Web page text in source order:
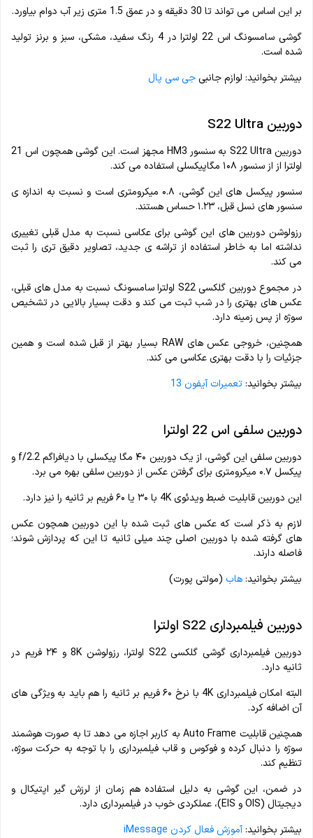
بر این اساس می تواند تا 30 دقیقه و در عمق 1.5 متری زیر آب دوام بیاورد.
گوشی سامسونگ اس 22 اولترا در 4 رنگ سفید، مشکی، سبز و برنز تولید
شده است.
بیشتر بخوانید: لوازم جانبی جی سی پال
دوربین S22 Ultra
دوربین S22 Ultra به سنسور HM3 مجهز است. این گوشی همچون اس 21
اولترا از از سنسور ۱۰۸ مگاپیکسلی استفاده می کند.
سنسور پیکسل های این گوشی، ۰.۸ میکرومتری است و نسبت به اندازه ی
سنسور های نسل قبل، ۱.۲۳ حساس هستند.
رزولوشن دوربین های این گوشی برای عکاسی نسبت به مدل قبلی تغییری
نداشته اما به خاطر استفاده از تراشه ی جدید، تصاویر دقیق تری را ثبت
می کند.
در مجموع دوربین گلکسی S22 اولترا سامسونگ نسبت به مدل های قبلی،
عکس های بهتری را در شب ثبت می کند و دقت بسیار بالایی در تشخیص
سوژه از پس زمینه دارد.
همچنین، خروجی عکس های RAW بسیار بهتر از قبل شده است و همین
جزئیات را با دقت بهتری عکاسی می کند.
بیشتر بخوانید:تعمیرات آیفون 13
دوربین سلفی اس 22 اولترا
دوربین سلفی این گوشی، از یک دوربین ۴۰ مگا پیکسلی با دیافراگم f/2.2 و
پیکسل ۰.۷ میکرومتری برای گرفتن عکس از دوربین سلفی بهره می برد.
این دوربین قابلیت ضبط ویدئوی 4K با ۳۰ یا ۶۰ فریم بر ثانیه را نیز دارد.
لازم به ذکر است که عکس های ثبت شده با این دوربین همچون عکس
های گرفته شده با دوربین اصلی چند میلی ثانیه تا این که پردازش شوند؛
فاصله دارند.
بیشتر بخوانید:هاب (مولتی پورت)
دوربین فیلمبرداری S22 اولترا
دوربین فیلمبرداری گوشی گلکسی S22 اولترا، رزولوشن 8K و ۲۴ فریم در
ثانیه دارد.
البته امکان فیلمبرداری 4K با نرخ ۶۰ فریم بر ثانیه را هم باید به ویژگی های
آن اضافه کرد.
همچنین قابلیت Auto Frame به کاربر اجازه می دهد تا به صورت هوشمند
سوژه را دنبال کرده و فوکوس و قاب فیلمبرداری را با توجه به حرکت سوژه،
تنظیم کند.
در ضمن، این گوشی به دلیل استفاده هم زمان از لرزش گیر اپتیکال و
دیجیتال (OIS و EIS)، عملکردی خوب در فیلمبرداری دارد.
بیشتر بخوانید:آموزش فعال کردن iMessage